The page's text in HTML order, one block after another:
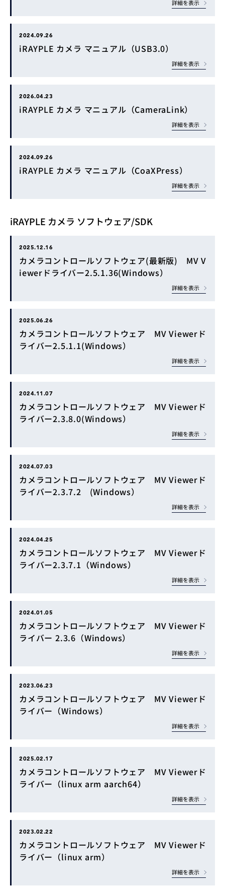
詳細を表示
2024.09.26
iRAYPLE カメラ マニュアル（USB3.0）
詳細を表示
2026.04.23
iRAYPLE カメラ マニュアル（CameraLink）
詳細を表示
2024.09.26
iRAYPLE カメラ マニュアル（CoaXPress）
詳細を表示
iRAYPLE カメラ ソフトウェア/SDK
2025.12.16
カメラコントロールソフトウェア(最新版) MV V
iewerドライバー2.5.1.36(Windows）
詳細を表示
2025.06.26
カメラコントロールソフトウェア MV Viewerド
ライバー2.5.1.1(Windows）
詳細を表示
2024.11.07
カメラコントロールソフトウェア MV Viewerド
ライバー2.3.8.0(Windows）
詳細を表示
2024.07.03
カメラコントロールソフトウェア MV Viewerド
ライバー2.3.7.2 (Windows）
詳細を表示
2024.04.25
カメラコントロールソフトウェア MV Viewerド
ライバー2.3.7.1（Windows）
詳細を表示
2024.01.05
カメラコントロールソフトウェア MV Viewerド
ライバー 2.3.6（Windows）
詳細を表示
2023.06.23
カメラコントロールソフトウェア MV Viewerド
ライバー（Windows）
詳細を表示
2025.02.17
カメラコントロールソフトウェア MV Viewerド
ライバー（linux arm aarch64）
詳細を表示
2023.02.22
カメラコントロールソフトウェア MV Viewerド
ライバー（linux arm）
詳細を表示